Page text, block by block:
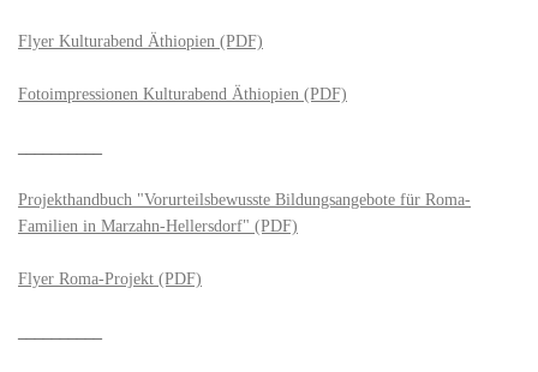
Flyer Kulturabend Äthiopien (PDF)
Fotoimpressionen Kulturabend Äthiopien (PDF)
Projekthandbuch "Vorurteilsbewusste Bildungsangebote für Roma-
Familien in Marzahn-Hellersdorf" (PDF)
Flyer Roma-Projekt (PDF)